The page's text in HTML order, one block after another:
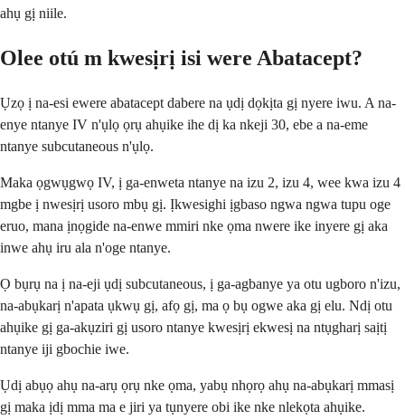
ahụ gị niile.
Olee otú m kwesịrị isi were Abatacept?
Ụzọ ị na-esi ewere abatacept dabere na ụdị dọkịta gị nyere iwu. A na-
enye ntanye IV n'ụlọ ọrụ ahụike ihe dị ka nkeji 30, ebe a na-eme
ntanye subcutaneous n'ụlọ.
Maka ọgwụgwọ IV, ị ga-enweta ntanye na izu 2, izu 4, wee kwa izu 4
mgbe ị nwesịrị usoro mbụ gị. Ịkwesighi ịgbaso ngwa ngwa tupu oge
eruo, mana ịnọgide na-enwe mmiri nke ọma nwere ike inyere gị aka
inwe ahụ iru ala n'oge ntanye.
Ọ bụrụ na ị na-eji ụdị subcutaneous, ị ga-agbanye ya otu ugboro n'izu,
na-abụkarị n'apata ụkwụ gị, afọ gị, ma ọ bụ ogwe aka gị elu. Ndị otu
ahụike gị ga-akụziri gị usoro ntanye kwesịrị ekwesị na ntụgharị saịtị
ntanye iji gbochie iwe.
Ụdị abụọ ahụ na-arụ ọrụ nke ọma, yabụ nhọrọ ahụ na-abụkarị mmasị
gị maka ịdị mma ma e jiri ya tụnyere obi ike nke nlekọta ahụike.